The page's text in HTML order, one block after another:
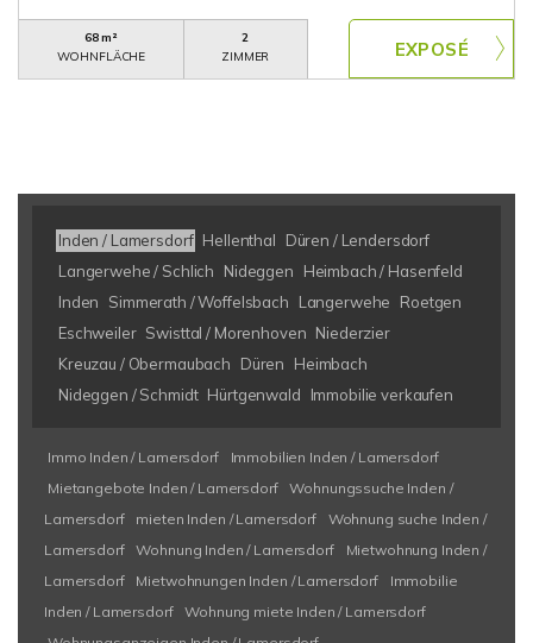
68 m²
WOHNFLÄCHE
2
ZIMMER
Inden / Lamersdorf Hellenthal
Düren / Lendersdorf
Langerwehe / Schlich
Nideggen
Heimbach / Hasenfeld
Inden
Simmerath / Woffelsbach Langerwehe
Roetgen
Eschweiler Swisttal / Morenhoven Niederzier
Kreuzau / Obermaubach
Düren
Heimbach
Nideggen / Schmidt Hürtgenwald Immobilie verkaufen
Immo Inden / Lamersdorf
Immobilien Inden / Lamersdorf
Mietangebote Inden / Lamersdorf
Wohnungssuche Inden /
Lamersdorf
mieten Inden / Lamersdorf
Wohnung suche Inden /
Lamersdorf
Wohnung Inden / Lamersdorf
Mietwohnung Inden /
Lamersdorf
Mietwohnungen Inden / Lamersdorf
Immobilie
Inden / Lamersdorf
Wohnung miete Inden / Lamersdorf